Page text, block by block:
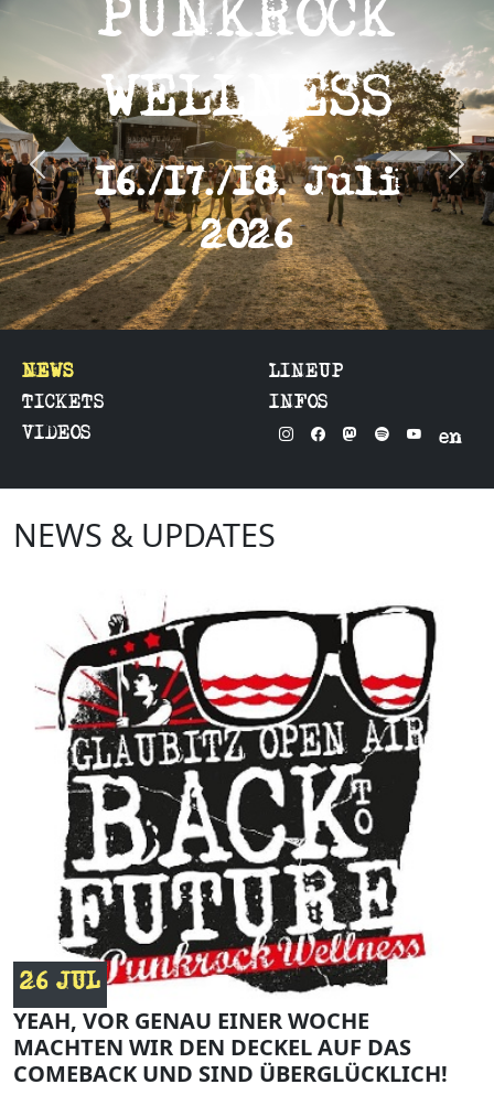
PUNKROCK
WELLNESS
16./17./18. Juli
2026
Previous Next
NEWS
LINEUP
TICKETS
INFOS
VIDEOS
en
NEWS & UPDATES
26 JUL
YEAH, VOR GENAU EINER WOCHE
MACHTEN WIR DEN DECKEL AUF DAS
COMEBACK UND SIND ÜBERGLÜCKLICH!